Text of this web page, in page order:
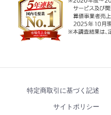
特定商取引に基づく記述
サイトポリシー